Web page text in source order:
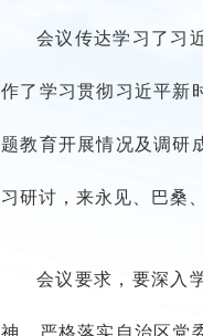
会议传达学习了习
作了学习贯彻习近平新
题教育开展情况及调研
习研讨，来永见、巴桑
会议要求，要深入
神，严格落实自治区党